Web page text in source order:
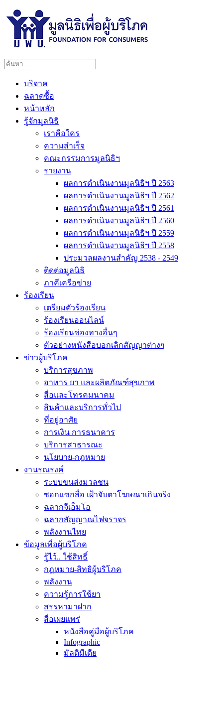
บริจาค
ฉลาดซื้อ
หน้าหลัก
รู้จักมูลนิธิ
เราคือใคร
ความสำเร็จ
คณะกรรมการมูลนิธิฯ
รายงาน
ผลการดำเนินงานมูลนิธิฯ ปี 2563
ผลการดำเนินงานมูลนิธิฯ ปี 2562
ผลการดำเนินงานมูลนิธิฯ ปี 2561
ผลการดำเนินงานมูลนิธิฯ ปี 2560
ผลการดำเนินงานมูลนิธิฯ ปี 2559
ผลการดำเนินงานมูลนิธิฯ ปี 2558
ประมวลผลงานสำคัญ 2538 - 2549
ติดต่อมูลนิธิ
ภาคีเครือข่าย
ร้องเรียน
เตรียมตัวร้องเรียน
ร้องเรียนออนไลน์
ร้องเรียนช่องทางอื่นๆ
ตัวอย่างหนังสือบอกเลิกสัญญาต่างๆ
ข่าวผู้บริโภค
บริการสุขภาพ
อาหาร ยา และผลิตภัณฑ์สุขภาพ
สื่อและโทรคมนาคม
สินค้าและบริการทั่วไป
ที่อยู่อาศัย
การเงิน การธนาคาร
บริการสาธารณะ
นโยบาย-กฎหมาย
งานรณรงค์
ระบบขนส่งมวลชน
ซอกแซกสื่อ เฝ้าจับตาโฆษณาเกินจริง
ฉลากจีเอ็มโอ
ฉลากสัญญาณไฟจราจร
พลังงานไทย
ข้อมูลเพื่อผู้บริโภค
รู้ไว้.. ใช้สิทธิ์
กฎหมาย-สิทธิผู้บริโภค
พลังงาน
ความรู้การใช้ยา
สรรหามาฝาก
สื่อเผยแพร่
หนังสือคู่มือผู้บริโภค
Infographic
มัลติมีเดีย